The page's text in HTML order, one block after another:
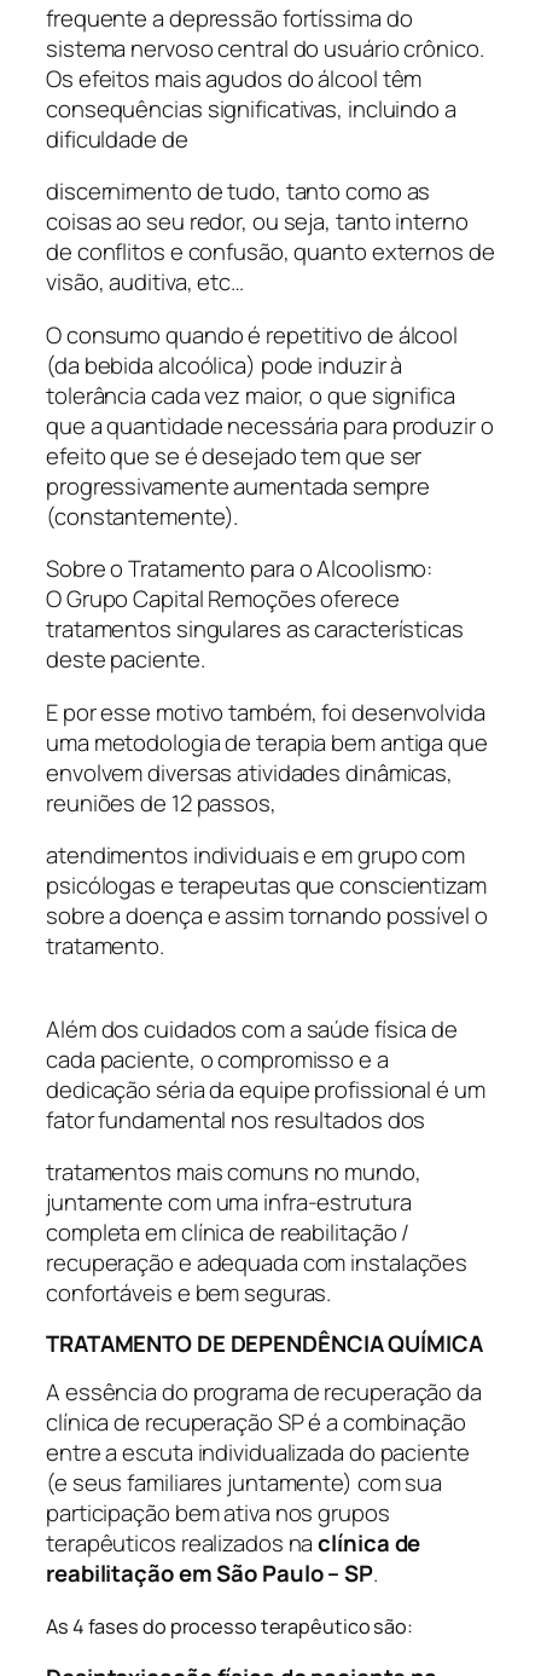
frequente a depressão fortíssima do
sistema nervoso central do usuário crônico.
Os efeitos mais agudos do álcool têm
consequências significativas, incluindo a
dificuldade de
discernimento de tudo, tanto como as
coisas ao seu redor, ou seja, tanto interno
de conflitos e confusão, quanto externos de
visão, auditiva, etc…
O consumo quando é repetitivo de álcool
(da bebida alcoólica) pode induzir à
tolerância cada vez maior, o que significa
que a quantidade necessária para produzir o
efeito que se é desejado tem que ser
progressivamente aumentada sempre
(constantemente).
Sobre o Tratamento para o Alcoolismo:
O Grupo Capital Remoções oferece
tratamentos singulares as características
deste paciente.
E por esse motivo também, foi desenvolvida
uma metodologia de terapia bem antiga que
envolvem diversas atividades dinâmicas,
reuniões de 12 passos,
atendimentos individuais e em grupo com
psicólogas e terapeutas que conscientizam
sobre a doença e assim tornando possível o
tratamento.
Além dos cuidados com a saúde física de
cada paciente, o compromisso e a
dedicação séria da equipe profissional é um
fator fundamental nos resultados dos
tratamentos mais comuns no mundo,
juntamente com uma infra-estrutura
completa em clínica de reabilitação /
recuperação e adequada com instalações
confortáveis e bem seguras.
TRATAMENTO DE DEPENDÊNCIA QUÍMICA
A essência do programa de recuperação da
clínica de recuperação SP é a combinação
entre a escuta individualizada do paciente
(e seus familiares juntamente) com sua
participação bem ativa nos grupos
terapêuticos realizados naclínica de
reabilitação em São Paulo – SP.
As 4 fases do processo terapêutico são: